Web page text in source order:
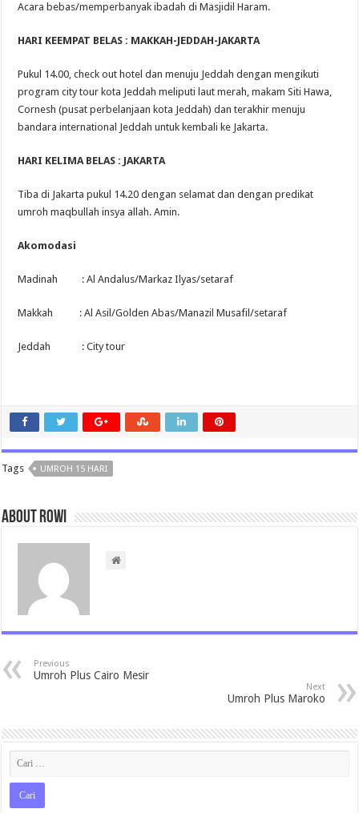
Acara bebas/memperbanyak ibadah di Masjidil Haram.
HARI KEEMPAT BELAS : MAKKAH-JEDDAH-JAKARTA
Pukul 14.00, check out hotel dan menuju Jeddah dengan mengikuti
program city tour kota Jeddah meliputi laut merah, makam Siti Hawa,
Cornesh (pusat perbelanjaan kota Jeddah) dan terakhir menuju
bandara international Jeddah untuk kembali ke Jakarta.
HARI KELIMA BELAS : JAKARTA
Tiba di Jakarta pukul 14.20 dengan selamat dan dengan predikat
umroh maqbullah insya allah. Amin.
Akomodasi
Madinah : Al Andalus/Markaz Ilyas/setaraf
Makkah : Al Asil/Golden Abas/Manazil Musafil/setaraf
Jeddah : City tour
Tags UMROH 15 HARI
About rowi
Previous
Umroh Plus Cairo Mesir
Next
Umroh Plus Maroko